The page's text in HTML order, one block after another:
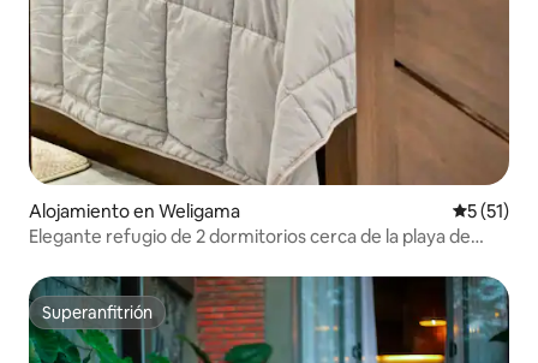
Alojamiento en Weligama
5 (51)
Elegante refugio de 2 dormitorios cerca de la playa de
Superanfitrión
Superanfitrión